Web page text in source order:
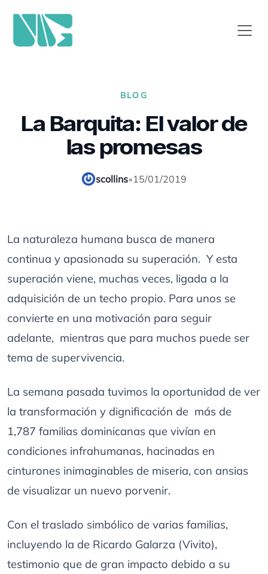
BLOG
La Barquita: El valor de
las promesas
scollins•15/01/2019
La naturaleza humana busca de manera
continua y apasionada su superación. Y esta
superación viene, muchas veces, ligada a la
adquisición de un techo propio. Para unos se
convierte en una motivación para seguir
adelante, mientras que para muchos puede ser
tema de supervivencia.
La semana pasada tuvimos la oportunidad de ver
la transformación y dignificación de más de
1,787 familias dominicanas que vivían en
condiciones infrahumanas, hacinadas en
cinturones inimaginables de miseria, con ansias
de visualizar un nuevo porvenir.
Con el traslado simbólico de varias familias,
incluyendo la de Ricardo Galarza (Vivito),
testimonio que de gran impacto debido a su